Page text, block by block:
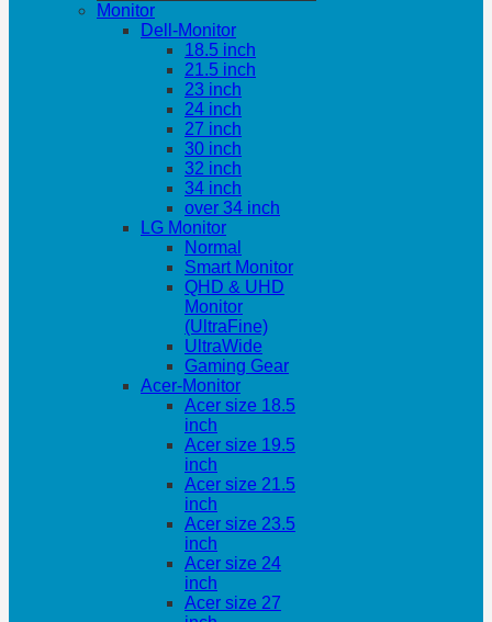
Monitor
Dell-Monitor
18.5 inch
21.5 inch
23 inch
24 inch
27 inch
30 inch
32 inch
34 inch
over 34 inch
LG Monitor
Normal
Smart Monitor
QHD & UHD
Monitor
(UltraFine)
UltraWide
Gaming Gear
Acer-Monitor
Acer size 18.5
inch
Acer size 19.5
inch
Acer size 21.5
inch
Acer size 23.5
inch
Acer size 24
inch
Acer size 27